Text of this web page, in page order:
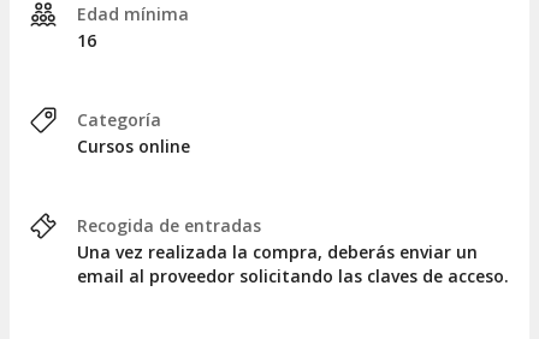
Tema 3: Los 5 subsistemas de la persona; perfil clasic.
Tema 4: Aplicación de los primeros auxilios psicológicos a
Edad mínima
16
Categoría
Cursos online
Recogida de entradas
Una vez realizada la compra, deberás enviar un
email al proveedor solicitando las claves de acceso.